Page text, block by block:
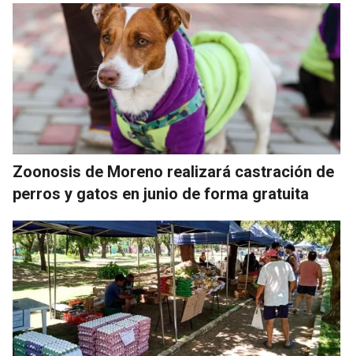
Zoonosis de Moreno realizará castración de
perros y gatos en junio de forma gratuita